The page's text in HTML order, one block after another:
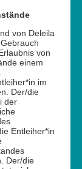
von Deleila
von
einem
im
Der/die
der
Entleiher*in
Der/die